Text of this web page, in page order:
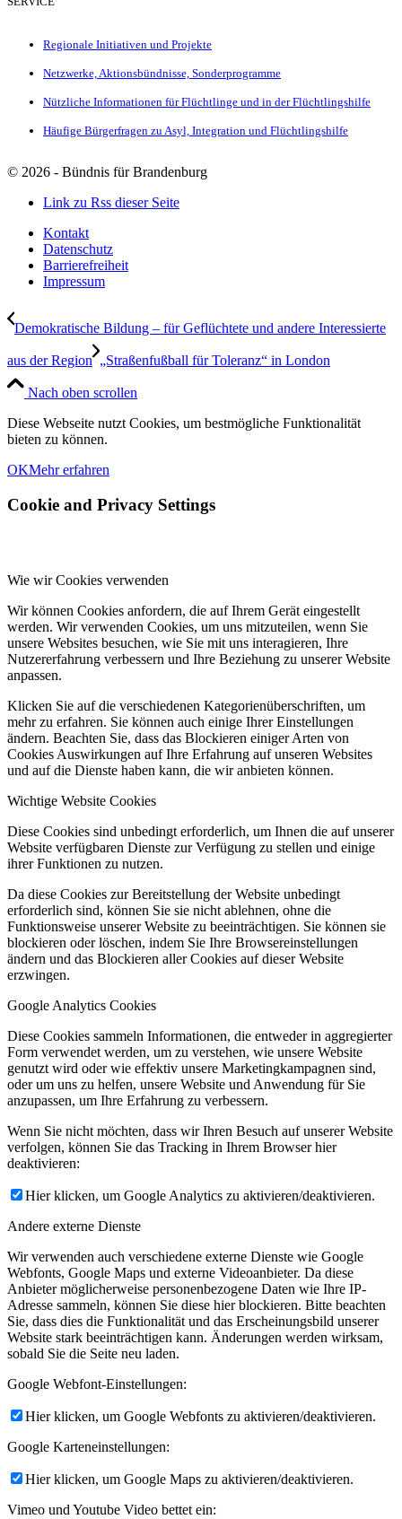
Regionale Initiativen und Projekte
Netzwerke, Aktionsbündnisse, Sonderprogramme
Nützliche Informationen für Flüchtlinge und in der Flüchtlingshilfe
Häufige Bürgerfragen zu Asyl, Integration und Flüchtlingshilfe
© 2026 - Bündnis für Brandenburg
Link zu Rss dieser Seite
Kontakt
Datenschutz
Barrierefreiheit
Impressum
Demokratische Bildung – für Geflüchtete und andere Interessierte
aus der Region „Straßenfußball für Toleranz“ in London
Nach oben scrollen
Diese Webseite nutzt Cookies, um bestmögliche Funktionalität
bieten zu können.
OKMehr erfahren
Cookie and Privacy Settings
Wie wir Cookies verwenden
Wir können Cookies anfordern, die auf Ihrem Gerät eingestellt
werden. Wir verwenden Cookies, um uns mitzuteilen, wenn Sie
unsere Websites besuchen, wie Sie mit uns interagieren, Ihre
Nutzererfahrung verbessern und Ihre Beziehung zu unserer Website
anpassen.
Klicken Sie auf die verschiedenen Kategorienüberschriften, um
mehr zu erfahren. Sie können auch einige Ihrer Einstellungen
ändern. Beachten Sie, dass das Blockieren einiger Arten von
Cookies Auswirkungen auf Ihre Erfahrung auf unseren Websites
und auf die Dienste haben kann, die wir anbieten können.
Wichtige Website Cookies
Diese Cookies sind unbedingt erforderlich, um Ihnen die auf unserer
Website verfügbaren Dienste zur Verfügung zu stellen und einige
ihrer Funktionen zu nutzen.
Da diese Cookies zur Bereitstellung der Website unbedingt
erforderlich sind, können Sie sie nicht ablehnen, ohne die
Funktionsweise unserer Website zu beeinträchtigen. Sie können sie
blockieren oder löschen, indem Sie Ihre Browsereinstellungen
ändern und das Blockieren aller Cookies auf dieser Website
erzwingen.
Google Analytics Cookies
Diese Cookies sammeln Informationen, die entweder in aggregierter
Form verwendet werden, um zu verstehen, wie unsere Website
genutzt wird oder wie effektiv unsere Marketingkampagnen sind,
oder um uns zu helfen, unsere Website und Anwendung für Sie
anzupassen, um Ihre Erfahrung zu verbessern.
Wenn Sie nicht möchten, dass wir Ihren Besuch auf unserer Website
verfolgen, können Sie das Tracking in Ihrem Browser hier
deaktivieren:
Hier klicken, um Google Analytics zu aktivieren/deaktivieren.
Andere externe Dienste
Wir verwenden auch verschiedene externe Dienste wie Google
Webfonts, Google Maps und externe Videoanbieter. Da diese
Anbieter möglicherweise personenbezogene Daten wie Ihre IP-
Adresse sammeln, können Sie diese hier blockieren. Bitte beachten
Sie, dass dies die Funktionalität und das Erscheinungsbild unserer
Website stark beeinträchtigen kann. Änderungen werden wirksam,
sobald Sie die Seite neu laden.
Google Webfont-Einstellungen:
Hier klicken, um Google Webfonts zu aktivieren/deaktivieren.
Google Karteneinstellungen:
Hier klicken, um Google Maps zu aktivieren/deaktivieren.
Vimeo und Youtube Video bettet ein: